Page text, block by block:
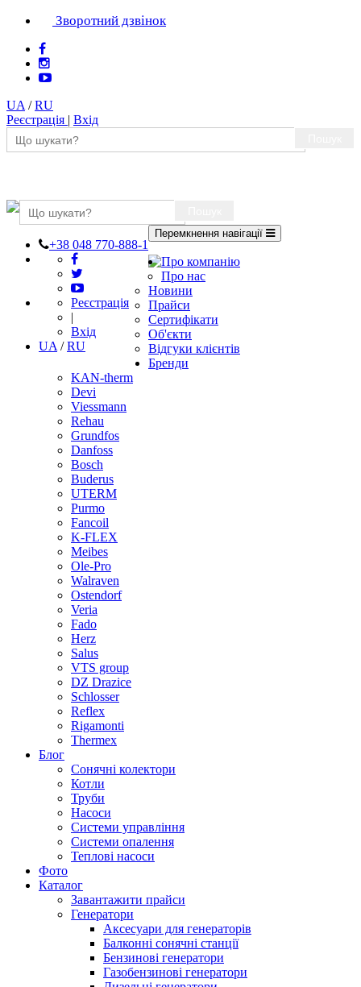
Зворотний дзвінок
UA /RU
Реєстрація | Вхід
+38 048 770-888-1
Реєстрація
|
Вхід
UA /RU
Перемкнення навігації
Про компанію
Про нас
Новини
Прайси
Сертифікати
Об'єкти
Відгуки клієнтів
Бренди
KAN-therm
Devi
Viessmann
Rehau
Grundfos
Danfoss
Bosch
Buderus
UTERM
Purmo
Fancoil
K-FLEX
Meibes
Ole-Pro
Walraven
Ostendorf
Veria
Fado
Herz
Salus
VTS group
DZ Drazice
Schlosser
Reflex
Rigamonti
Thermex
Блог
Сонячні колектори
Котли
Труби
Насоси
Системи управління
Системи опалення
Теплові насоси
Фото
Каталог
Завантажити прайси
Генератори
Аксесуари для генераторів
Балконні сонячні станції
Бензинові генератори
Газобензинові генератори